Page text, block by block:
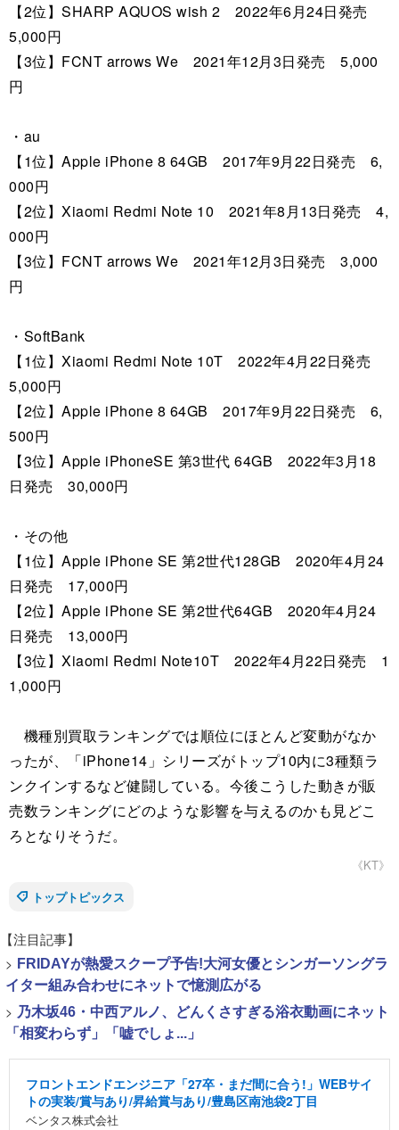
【2位】SHARP AQUOS wish 2 2022年6月24日発売
5,000円
【3位】FCNT arrows We 2021年12月3日発売 5,000
円
・au
【1位】Apple iPhone 8 64GB 2017年9月22日発売 6,
000円
【2位】Xiaomi Redmi Note 10 2021年8月13日発売 4,
000円
【3位】FCNT arrows We 2021年12月3日発売 3,000
円
・SoftBank
【1位】Xiaomi Redmi Note 10T 2022年4月22日発売
5,000円
【2位】Apple iPhone 8 64GB 2017年9月22日発売 6,
500円
【3位】Apple iPhoneSE 第3世代 64GB 2022年3月18
日発売 30,000円
・その他
【1位】Apple iPhone SE 第2世代128GB 2020年4月24
日発売 17,000円
【2位】Apple iPhone SE 第2世代64GB 2020年4月24
日発売 13,000円
【3位】Xiaomi Redmi Note10T 2022年4月22日発売 1
1,000円
機種別買取ランキングでは順位にほとんど変動がなか
ったが、「iPhone14」シリーズがトップ10内に3種類ラ
ンクインするなど健闘している。今後こうした動きが販
売数ランキングにどのような影響を与えるのかも見どこ
ろとなりそうだ。
《KT》
トップトピックス
【注目記事】
> FRIDAYが熱愛スクープ予告!大河女優とシンガーソングラ
イター組み合わせにネットで憶測広がる
> 乃木坂46・中西アルノ、どんくさすぎる浴衣動画にネット
「相変わらず」「嘘でしょ...」
フロントエンドエンジニア「27卒・まだ間に合う!」WEBサイ
トの実装/賞与あり/昇給賞与あり/豊島区南池袋2丁目
ベンタス株式会社